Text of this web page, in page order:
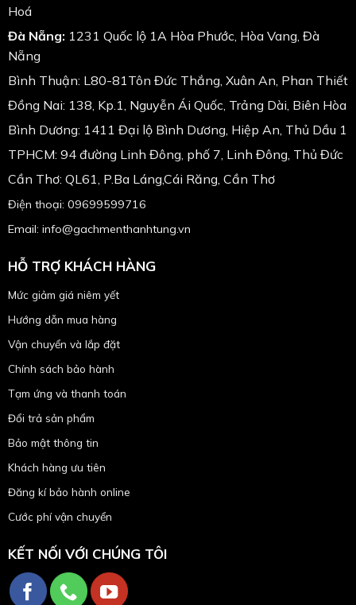
Hoá
Đà Nẵng: 1231 Quốc lộ 1A Hòa Phước, Hòa Vang, Đà
Nẵng
Bình Thuận: L80-81Tôn Đức Thắng, Xuân An, Phan Thiết
Đồng Nai: 138, Kp.1, Nguyễn Ái Quốc, Trảng Dài, Biên Hòa
Bình Dương: 1411 Đại lộ Bình Dương, Hiệp An, Thủ Dầu 1
TPHCM: 94 đường Linh Đông, phố 7, Linh Đông, Thủ Đức
Cần Thơ: QL61, P.Ba Láng,Cái Răng, Cần Thơ
Điện thoại: 09699599716
Email: info@gachmenthanhtung.vn
HỖ TRỢ KHÁCH HÀNG
Mức giảm giá niêm yết
Hướng dẫn mua hàng
Vận chuyển và lắp đặt
Chính sách bảo hành
Tạm ứng và thanh toán
Đổi trả sản phẩm
Bảo mật thông tin
Khách hàng ưu tiên
Đăng kí bảo hành online
Cước phí vận chuyển
KẾT NỐI VỚI CHÚNG TÔI